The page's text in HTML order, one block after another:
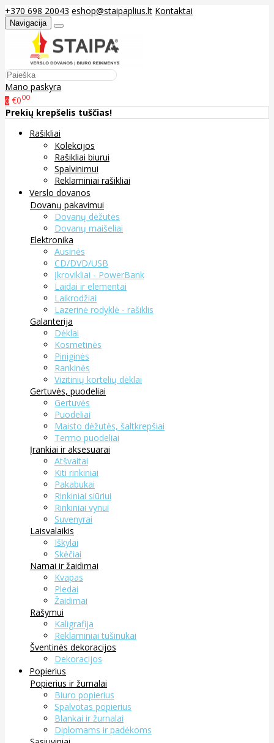
+370 698 20043 eshop@staipaplius.lt Kontaktai
Navigacija
Mano paskyra
0 €000
Prekių krepšelis tuščias!
Rašikliai
Kolekcijos
Rašikliai biurui
Spalvinimui
Reklaminiai rašikliai
Verslo dovanos
Dovanų pakavimui
Dovanų dėžutės
Dovanų maišeliai
Elektronika
Ausinės
CD/DVD/USB
Įkrovikliai - PowerBank
Laidai ir elementai
Laikrodžiai
Lazerinė rodyklė - rašiklis
Galanterija
Dėklai
Kosmetinės
Piniginės
Rankinės
Vizitinių kortelių dėklai
Gertuvės, puodeliai
Gertuvės
Puodeliai
Maisto dėžutės, šaltkrepšiai
Termo puodeliai
Įrankiai ir aksesuarai
Atšvaitai
Kiti rinkiniai
Pakabukai
Rinkiniai siūriui
Rinkiniai vynui
Suvenyrai
Laisvalaikis
Iškylai
Skėčiai
Namai ir žaidimai
Kvapas
Pledai
Žaidimai
Rašymui
Kaligrafija
Reklaminiai tušinukai
Šventinės dekoracijos
Dekoracijos
Popierius
Popierius ir žurnalai
Biuro popierius
Spalvotas popierius
Blankai ir žurnalai
Diplomams ir padėkoms